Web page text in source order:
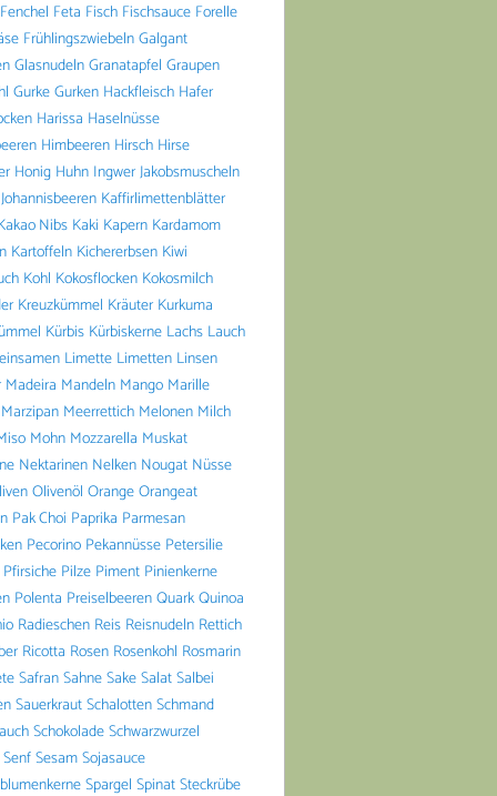
Fenchel Feta Fisch Fischsauce Forelle
FrühlingszwiebelnGalgant
GlasnudelnGranatapfel Graupen
GurkeGurken Hackfleisch Hafer
Harissa Haselnüsse
Himbeeren Hirsch Hirse
Honig Huhn IngwerJakobsmuscheln
Johannisbeeren Kaffirlimettenblätter
Nibs Kaki Kapern Kardamom
Kartoffeln Kichererbsen Kiwi
Kohl Kokosflocken Kokosmilch
Kreuzkümmel Kräuter Kurkuma
Kürbis Kürbiskerne Lachs Lauch
Limette Limetten Linsen
Madeira Mandeln Mango Marille
Marzipan Meerrettich Melonen Milch
Mohn Mozzarella Muskat
Nektarinen Nelken Nougat Nüsse
Olivenöl OrangeOrangeat
Pak Choi Paprika Parmesan
Pecorino Pekannüsse Petersilie
Pfirsiche Pilze Piment Pinienkerne
Polenta PreiselbeerenQuarkQuinoa
Radieschen Reis Reisnudeln Rettich
Ricotta Rosen Rosenkohl Rosmarin
SafranSahneSakeSalatSalbei
SauerkrautSchalottenSchmand
SchokoladeSchwarzwurzel
SenfSesamSojasauce
Spargel SpinatSteckrübe